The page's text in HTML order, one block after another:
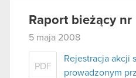
Raport bieżący
5 maja 2008
PDF
Rejestracja akcji
prowadzonym